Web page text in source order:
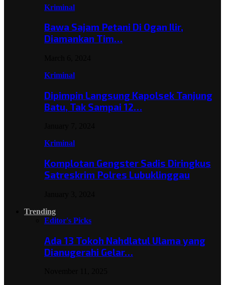
Kriminal
Bawa Sajam Petani Di Ogan Ilir,
Diamankan Tim…
Kriminal
Dipimpin Langsung Kapolsek Tanjung
Batu, Tak Sampai 12…
Kriminal
Komplotan Gengster Sadis Diringkus
Satreskrim Polres Lubuklinggau
Trending
Editor's Picks
Ada 13 Tokoh Nahdlatul Ulama yang
Dianugerahi Gelar…